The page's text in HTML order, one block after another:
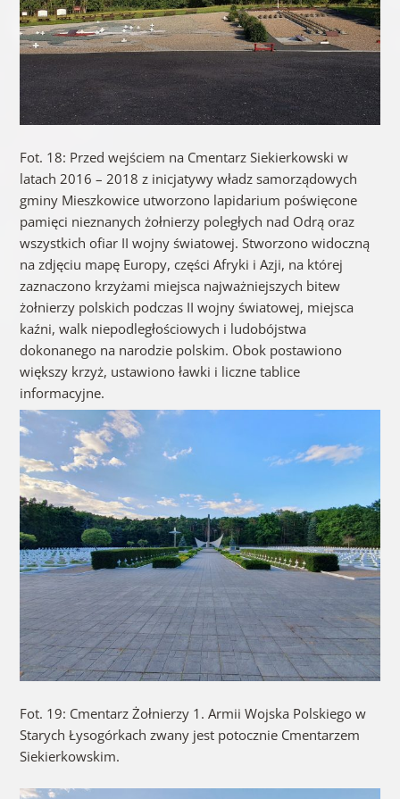
Fot. 18: Przed wejściem na Cmentarz Siekierkowski w
latach 2016 – 2018 z inicjatywy władz samorządowych
gminy Mieszkowice utworzono lapidarium poświęcone
pamięci nieznanych żołnierzy poległych nad Odrą oraz
wszystkich ofiar II wojny światowej. Stworzono widoczną
na zdjęciu mapę Europy, części Afryki i Azji, na której
zaznaczono krzyżami miejsca najważniejszych bitew
żołnierzy polskich podczas II wojny światowej, miejsca
kaźni, walk niepodległościowych i ludobójstwa
dokonanego na narodzie polskim. Obok postawiono
większy krzyż, ustawiono ławki i liczne tablice
informacyjne.
Fot. 19: Cmentarz Żołnierzy 1. Armii Wojska Polskiego w
Starych Łysogórkach zwany jest potocznie Cmentarzem
Siekierkowskim.